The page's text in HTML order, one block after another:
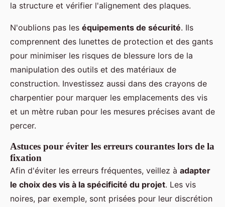
la structure et vérifier l'alignement des plaques.
N'oublions pas les équipements de sécurité. Ils
comprennent des lunettes de protection et des gants
pour minimiser les risques de blessure lors de la
manipulation des outils et des matériaux de
construction. Investissez aussi dans des crayons de
charpentier pour marquer les emplacements des vis
et un mètre ruban pour les mesures précises avant de
percer.
Astuces pour éviter les erreurs courantes lors de la
fixation
Afin d'éviter les erreurs fréquentes, veillez à adapter
le choix des vis à la spécificité du projet. Les vis
noires, par exemple, sont prisées pour leur discrétion